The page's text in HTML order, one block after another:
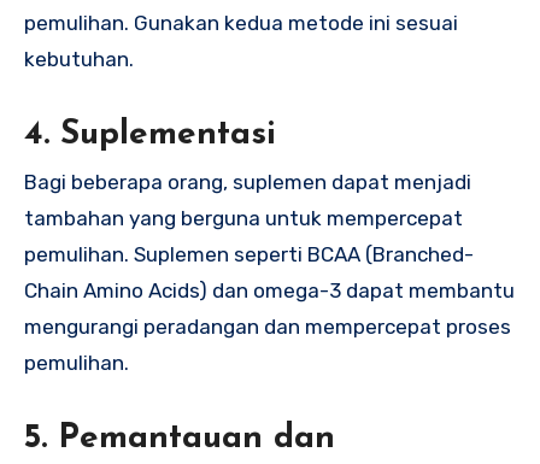
pemulihan. Gunakan kedua metode ini sesuai
kebutuhan.
4. Suplementasi
Bagi beberapa orang, suplemen dapat menjadi
tambahan yang berguna untuk mempercepat
pemulihan. Suplemen seperti BCAA (Branched-
Chain Amino Acids) dan omega-3 dapat membantu
mengurangi peradangan dan mempercepat proses
pemulihan.
5. Pemantauan dan